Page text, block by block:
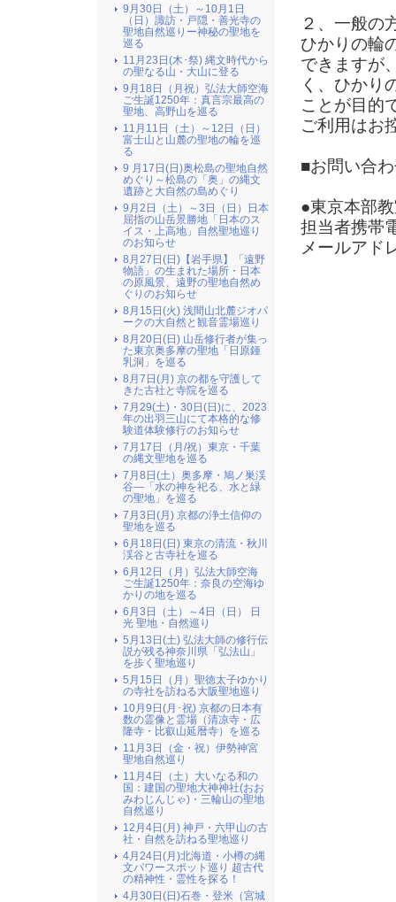
２、一般の
ひかりの輪
できますが
く、ひかり
ことが目的
ご利用はお
■お問い合
●東京本部
担当者携帯
メールアド
9月30日（土）～10月1日
（日）諏訪・戸隠・善光寺の
聖地自然巡りー神秘の聖地を
巡る
11月23日(木･祭) 縄文時代から
の聖なる山・大山に登る
9月18日（月祝）弘法大師空海
ご生誕1250年：真言宗最高の
聖地、高野山を巡る
11月11日（土）～12日（日）
富士山と山麓の聖地の輪を巡
る
9 月17日(日)奥松島の聖地自然
めぐり～松島の「奥」の縄文
遺跡と大自然の島めぐり
9月2日（土）～3日（日）日本
屈指の山岳景勝地「日本のス
イス・上高地」自然聖地巡り
のお知らせ
8月27日(日)【岩手県】「遠野
物語」の生まれた場所・日本
の原風景、遠野の聖地自然め
ぐりのお知らせ
8月15日(火) 浅間山北麓ジオパ
ークの大自然と観音霊場巡り
8月20日(日) 山岳修行者が集っ
た東京奥多摩の聖地「日原鍾
乳洞」を巡る
8月7日(月) 京の都を守護して
きた古社と寺院を巡る
7月29(土)・30日(日)に、2023
年の出羽三山にて本格的な修
験道体験修行のお知らせ
7月17日（月/祝）東京・千葉
の縄文聖地を巡る
7月8日(土）奥多摩・鳩ノ巣渓
谷―「水の神を祀る、水と緑
の聖地」を巡る
7月3日(月) 京都の浄土信仰の
聖地を巡る
6月18日(日) 東京の清流・秋川
渓谷と古寺社を巡る
6月12日（月）弘法大師空海
ご生誕1250年：奈良の空海ゆ
かりの地を巡る
6月3日（土）～4日（日） 日
光 聖地・自然巡り
5月13日(土) 弘法大師の修行伝
説が残る神奈川県「弘法山」
を歩く聖地巡り
5月15日（月）聖徳太子ゆかり
の寺社を訪ねる大阪聖地巡り
10月9日(月･祝) 京都の日本有
数の霊像と霊場（清凉寺・広
隆寺・比叡山延暦寺）を巡る
11月3日（金・祝）伊勢神宮
聖地自然巡り
11月4日（土）大いなる和の
国：建国の聖地大神神社(おお
みわじんじゃ)・三輪山の聖地
自然巡り
12月4日(月) 神戸・六甲山の古
社・自然を訪ねる聖地巡り
4月24日(月)北海道・小樽の縄
文パワースポット巡り 超古代
の精神性・霊性を探る！
4月30日(日)石巻・登米（宮城